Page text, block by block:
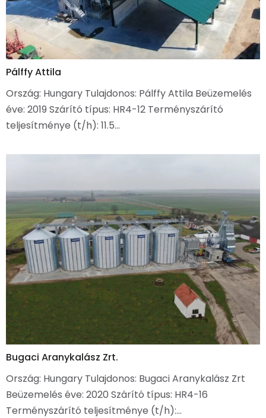
Pálffy Attila
Ország: Hungary Tulajdonos: Pálffy Attila Beüzemelés
éve: 2019 Szárító típus: HR4-12 Terményszárító
teljesítménye (t/h): 11.5…
Bugaci Aranykalász Zrt.
Ország: Hungary Tulajdonos: Bugaci Aranykalász Zrt
Beüzemelés éve: 2020 Szárító típus: HR4-16
Terményszárító teljesítménye (t/h):…